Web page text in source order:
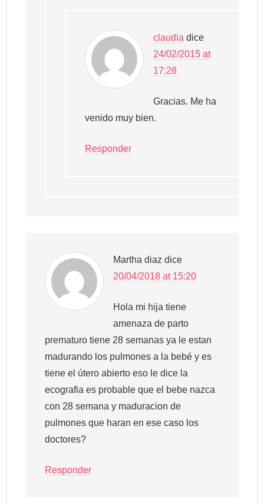
claudia dice
24/02/2015 at
17:28
Gracias. Me ha
venido muy bien.
Responder
Martha diaz dice
20/04/2018 at 15:20
Hola mi hija tiene
amenaza de parto
prematuro tiene 28 semanas ya le estan
madurando los pulmones a la bebé y es
tiene el útero abierto eso le dice la
ecografia es probable que el bebe nazca
con 28 semana y maduracion de
pulmones que haran en ese caso los
doctores?
Responder